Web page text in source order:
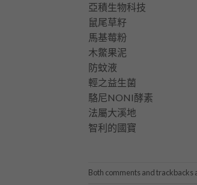
亞積生物科技
鼠尾草籽
馬基莓粉
木鱉果泥
防蚊液
輕之益生菌
駱尼NONI酵素
法屬大溪地
智利的國寶
Both comments and trackbacks